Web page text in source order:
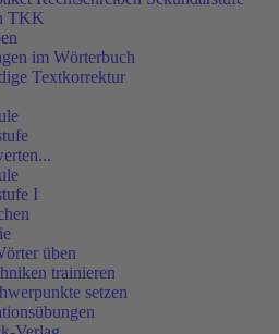
TKK
im Wörterbuch
Textkorrektur
I
üben
trainieren
setzen